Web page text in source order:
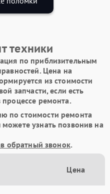
техники
по приблизительным
Цена на
из стоимости
запчасти, если есть
ремонта.
по стоимости ремонта
узнать позвонив на
обратный звонок.
Цена